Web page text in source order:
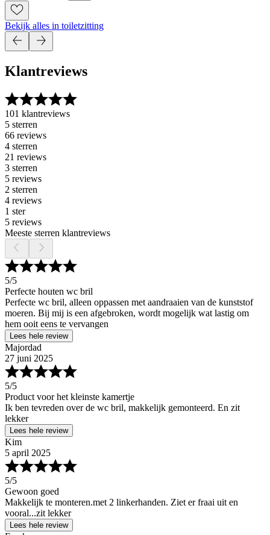
Bekijk alles in toiletzitting
Klantreviews
101 klantreviews
5 sterren
66 reviews
4 sterren
21 reviews
3 sterren
5 reviews
2 sterren
4 reviews
1 ster
5 reviews
Meeste sterren klantreviews
5/5
Perfecte houten wc bril
Perfecte wc bril, alleen oppassen met aandraaien van de kunststof
moeren. Bij mij is een afgebroken, wordt mogelijk wat lastig om
hem ooit eens te vervangen
Lees hele review
Majordad
27 juni 2025
5/5
Product voor het kleinste kamertje
Ik ben tevreden over de wc bril, makkelijk gemonteerd. En zit
lekker
Lees hele review
Kim
5 april 2025
5/5
Gewoon goed
Makkelijk te monteren.met 2 linkerhanden. Ziet er fraai uit en
vooral...zit lekker
Lees hele review